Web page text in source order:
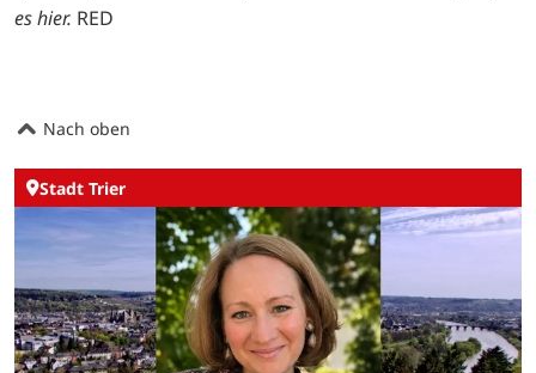
eshier. RED
Nach oben
Stadt Trier